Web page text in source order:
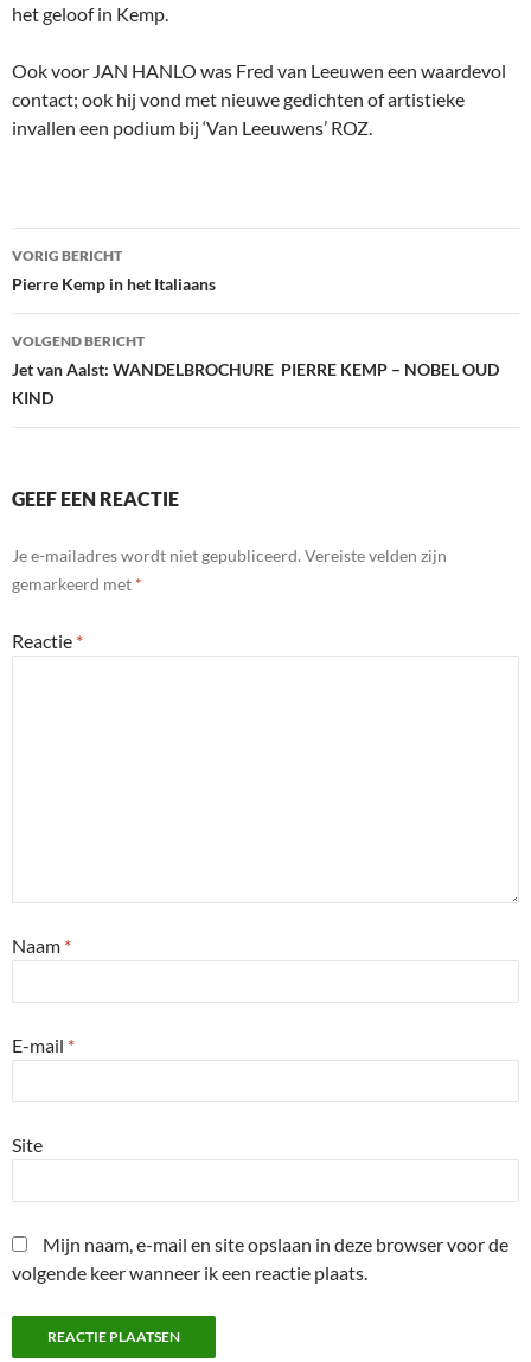
het geloof in Kemp.
Ook voor JAN HANLO was Fred van Leeuwen een waardevol
contact; ook hij vond met nieuwe gedichten of artistieke
invallen een podium bij ‘Van Leeuwens’ ROZ.
Bericht
navigatie
VORIG BERICHT
Pierre Kemp in het Italiaans
VOLGEND BERICHT
Jet van Aalst: WANDELBROCHURE PIERRE KEMP – NOBEL OUD
KIND
GEEF EEN REACTIE
Je e-mailadres wordt niet gepubliceerd. Vereiste velden zijn
gemarkeerd met *
Reactie *
Naam *
E-mail *
Site
Mijn naam, e-mail en site opslaan in deze browser voor de
volgende keer wanneer ik een reactie plaats.